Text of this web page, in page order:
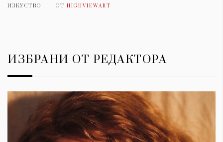
ИЗКУСТВО ОТ HIGHVIEWART
ИЗБРАНИ ОТ РЕДАКТОРА